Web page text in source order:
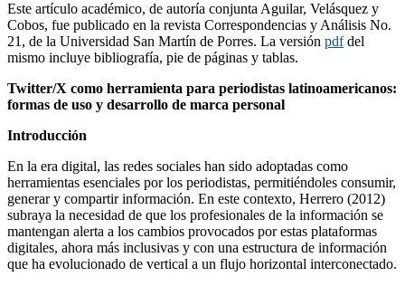
Este artículo académico, de autoría conjunta Aguilar, Velásquez y
Cobos, fue publicado en la revista Correspondencias y Análisis No.
21, de la Universidad San Martín de Porres. La versión pdfdel
mismo incluye bibliografía, pie de páginas y tablas.
Twitter/X como herramienta para periodistas latinoamericanos:
formas de uso y desarrollo de marca personal
Introducción
En la era digital, las redes sociales han sido adoptadas como
herramientas esenciales por los periodistas, permitiéndoles consumir,
generar y compartir información. En este contexto, Herrero (2012)
subraya la necesidad de que los profesionales de la información se
mantengan alerta a los cambios provocados por estas plataformas
digitales, ahora más inclusivas y con una estructura de información
que ha evolucionado de vertical a un flujo horizontal interconectado.